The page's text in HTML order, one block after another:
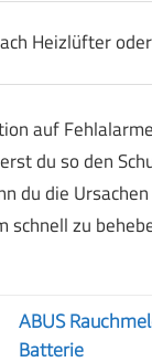
Heizlüfter
auf
du so den
du die
zu
ABUS
Batterie